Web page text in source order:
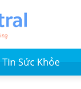
Tin Sức Khỏe